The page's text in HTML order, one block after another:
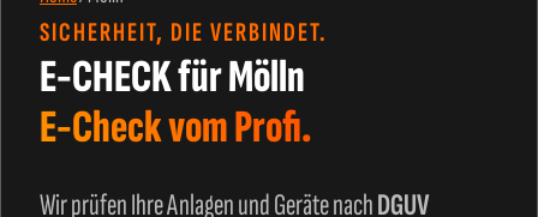
SICHERHEIT, DIE VERBINDET.
E-CHECK für Mölln
E-Check vom Profi.
Wir prüfen Ihre Anlagen und Geräte nachDGUV